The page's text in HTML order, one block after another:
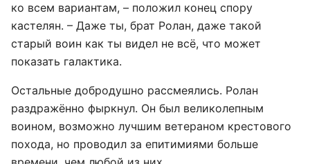
ко всем вариантам, – положил конец спору
кастелян. – Даже ты, брат Ролан, даже такой
старый воин как ты видел не всё, что может
показать галактика.
Остальные добродушно рассмеялись. Ролан
раздражённо фыркнул. Он был великолепным
воином, возможно лучшим ветераном крестового
похода, но проводил за епитимиями больше